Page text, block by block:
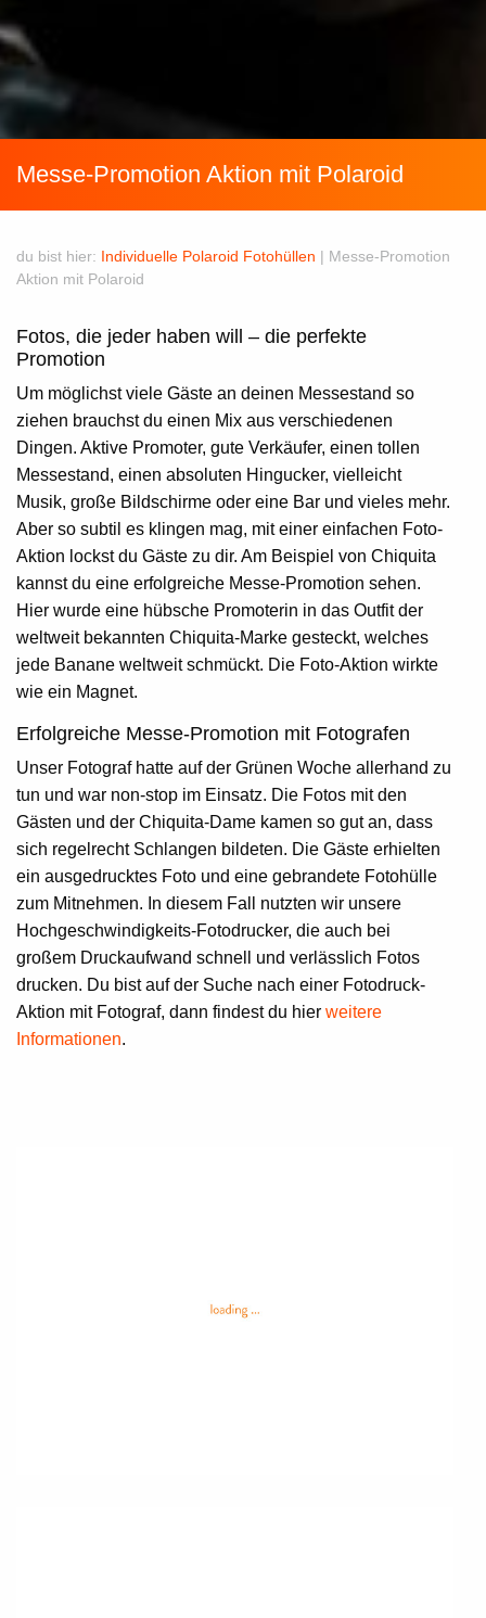
Messe-Promotion Aktion mit Polaroid
du bist hier: Individuelle Polaroid Fotohüllen | Messe-Promotion
Aktion mit Polaroid
Fotos, die jeder haben will – die perfekte
Promotion
Um möglichst viele Gäste an deinen Messestand so
ziehen brauchst du einen Mix aus verschiedenen
Dingen. Aktive Promoter, gute Verkäufer, einen tollen
Messestand, einen absoluten Hingucker, vielleicht
Musik, große Bildschirme oder eine Bar und vieles mehr.
Aber so subtil es klingen mag, mit einer einfachen Foto-
Aktion lockst du Gäste zu dir. Am Beispiel von Chiquita
kannst du eine erfolgreiche Messe-Promotion sehen.
Hier wurde eine hübsche Promoterin in das Outfit der
weltweit bekannten Chiquita-Marke gesteckt, welches
jede Banane weltweit schmückt. Die Foto-Aktion wirkte
wie ein Magnet.
Erfolgreiche Messe-Promotion mit Fotografen
Unser Fotograf hatte auf der Grünen Woche allerhand zu
tun und war non-stop im Einsatz. Die Fotos mit den
Gästen und der Chiquita-Dame kamen so gut an, dass
sich regelrecht Schlangen bildeten. Die Gäste erhielten
ein ausgedrucktes Foto und eine gebrandete Fotohülle
zum Mitnehmen. In diesem Fall nutzten wir unsere
Hochgeschwindigkeits-Fotodrucker, die auch bei
großem Druckaufwand schnell und verlässlich Fotos
drucken. Du bist auf der Suche nach einer Fotodruck-
Aktion mit Fotograf, dann findest du hier weitere
Informationen.